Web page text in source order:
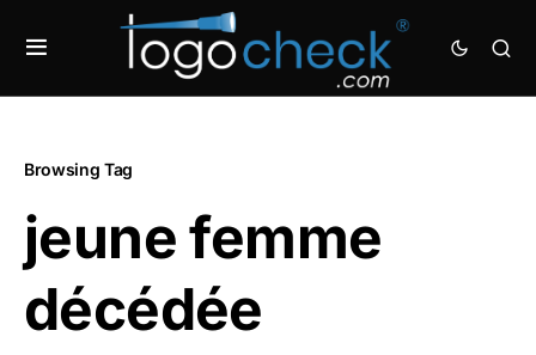
Browsing Tag
jeune femme
décédée